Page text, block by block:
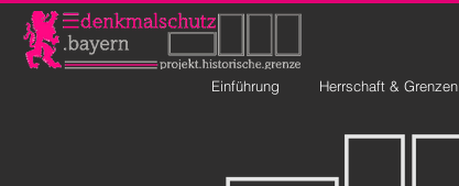
Einführung Herrschaft & Grenzen